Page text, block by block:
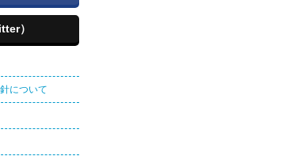
）
について